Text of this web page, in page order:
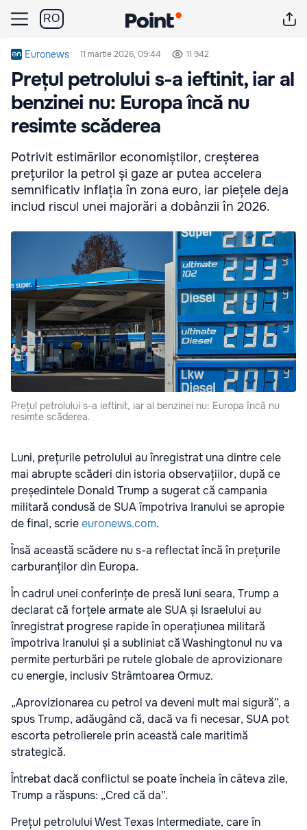
RO
Euronews 11 martie 2026, 09:44 11 942
Prețul petrolului s-a ieftinit, iar al
benzinei nu: Europa încă nu
resimte scăderea
Potrivit estimărilor economiștilor, creșterea
prețurilor la petrol și gaze ar putea accelera
semnificativ inflația în zona euro, iar piețele deja
includ riscul unei majorări a dobânzii în 2026.
Prețul petrolului s-a ieftinit, iar al benzinei nu: Europa încă nu
resimte scăderea.
Luni, prețurile petrolului au înregistrat una dintre cele
mai abrupte scăderi din istoria observațiilor, după ce
președintele Donald Trump a sugerat că campania
militară condusă de SUA împotriva Iranului se apropie
de final, scrieeuronews.com.
Însă această scădere nu s-a reflectat încă în prețurile
carburanților din Europa.
În cadrul unei conferințe de presă luni seara, Trump a
declarat că forțele armate ale SUA și Israelului au
înregistrat progrese rapide în operațiunea militară
împotriva Iranului și a subliniat că Washingtonul nu va
permite perturbări pe rutele globale de aprovizionare
cu energie, inclusiv Strâmtoarea Ormuz.
„Aprovizionarea cu petrol va deveni mult mai sigură”, a
spus Trump, adăugând că, dacă va fi necesar, SUA pot
escorta petrolierele prin această cale maritimă
strategică.
Întrebat dacă conflictul se poate încheia în câteva zile,
Trump a răspuns: „Cred că da”.
Prețul petrolului West Texas Intermediate, care în